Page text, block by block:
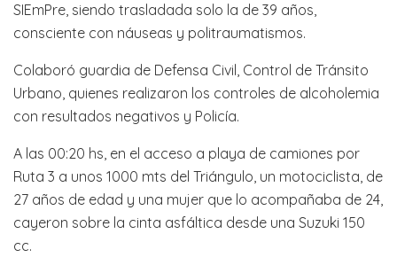
SIEmPre, siendo trasladada solo la de 39 años,
consciente con náuseas y politraumatismos.
Colaboró guardia de Defensa Civil, Control de Tránsito
Urbano, quienes realizaron los controles de alcoholemia
con resultados negativos y Policía.
A las 00:20 hs, en el acceso a playa de camiones por
Ruta 3 a unos 1000 mts del Triángulo, un motociclista, de
27 años de edad y una mujer que lo acompañaba de 24,
cayeron sobre la cinta asfáltica desde una Suzuki 150
cc.